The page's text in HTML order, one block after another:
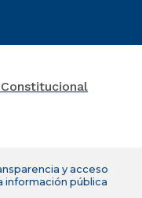
y acceso
información pública